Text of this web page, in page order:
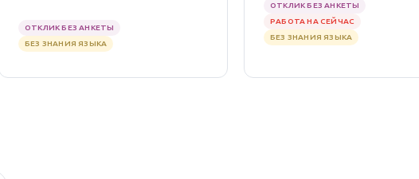
ОТКЛИК БЕЗ АНКЕТЫ
БЕЗ ЗНАНИЯ ЯЗЫКА
ОТКЛИК БЕЗ АНКЕТЫ
РАБОТА НА СЕЙЧАС
БЕЗ ЗНАНИЯ ЯЗЫКА